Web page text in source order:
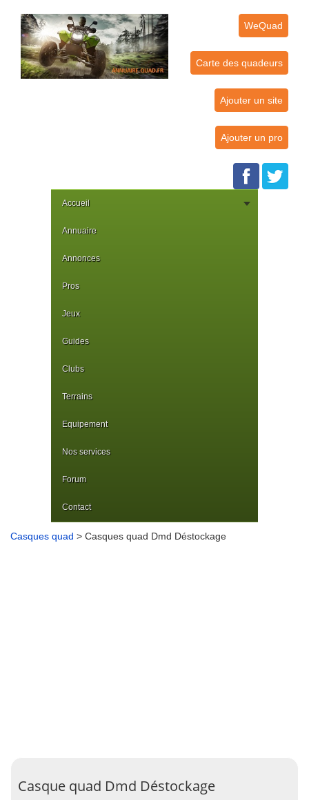
WeQuad
Carte des quadeurs
Ajouter un site
Ajouter un pro
Accueil
Annuaire
Annonces
Pros
Jeux
Guides
Clubs
Terrains
Equipement
Nos services
Forum
Contact
Casques quad > Casques quad Dmd Déstockage
Casque quad Dmd Déstockage